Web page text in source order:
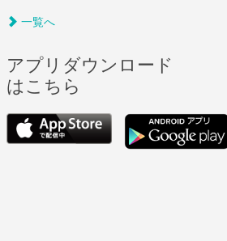
一覧へ
アプリダウンロード
はこちら